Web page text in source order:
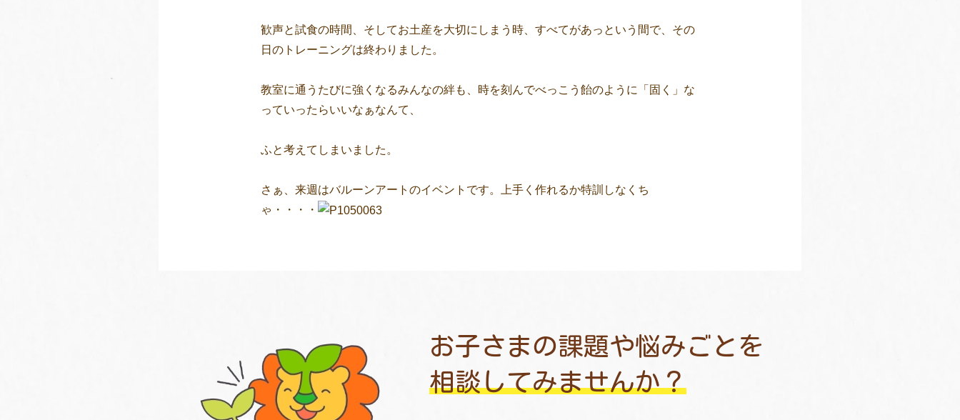
歓声と試食の時間、そしてお土産を大切にしまう時、すべてがあっという間で、その
日のトレーニングは終わりました。
教室に通うたびに強くなるみんなの絆も、時を刻んでべっこう飴のように「固く」な
っていったらいいなぁなんて、
ふと考えてしまいました。
さぁ、来週はバルーンアートのイベントです。上手く作れるか特訓しなくち
ゃ・・・・
お子さまの課題や悩みごとを
相談してみませんか？